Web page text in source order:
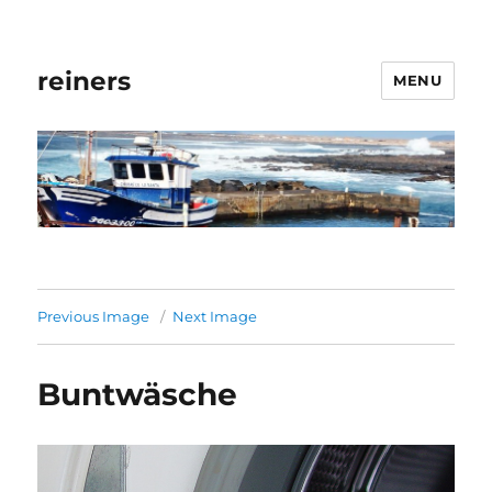
reiners MENU
Previous Image Next Image
Buntwäsche